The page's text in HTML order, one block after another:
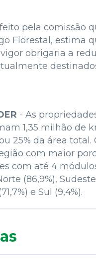
pela comissão
Florestal, estima
obrigaria a
- As
1,35 milhão de
25% da área total.
com maior
com até 4
(86,9%), Sudeste
e Sul (9,4%).